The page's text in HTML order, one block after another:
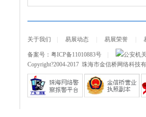
关于我们 易展动态 易展荣誉
备案号： 粤ICP备11010883号
公安机
Copyright?2004-2017 珠海市金信桥网络科技